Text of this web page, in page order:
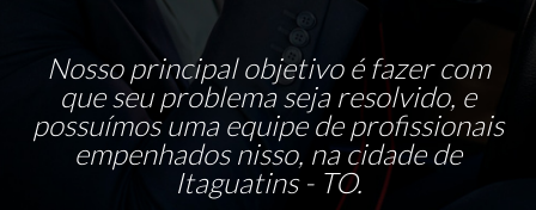
Nosso principal objetivo é fazer com
que seu problema seja resolvido, e
possuímos uma equipe de profissionais
empenhados nisso, na cidade de
Itaguatins - TO.